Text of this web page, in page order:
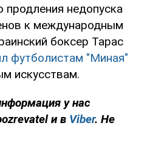
продления недопуска
к международным
боксер Тарас
футболистам "Миная"
искусствам.
у нас
и в Viber. Не